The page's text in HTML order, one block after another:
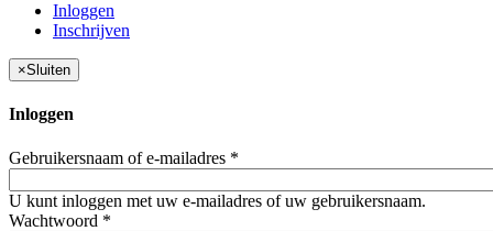
Inloggen
Inschrijven
×Sluiten
Inloggen
Gebruikersnaam of e-mailadres *
U kunt inloggen met uw e-mailadres of uw gebruikersnaam.
Wachtwoord *